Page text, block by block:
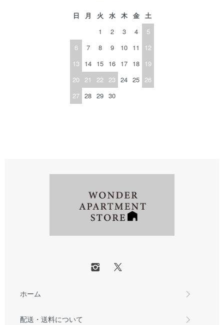
日 月 火 水 木 金
土
1
2 3 4
5
6
7 8 9 10 11
12
13
14 15 16 17 18
19
20 21 22 23 24 25 26
27 28 29 30
ホーム
配送・送料について